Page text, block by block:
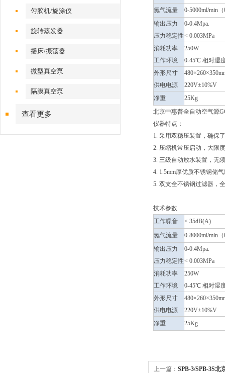
匀胶机/旋涂仪
旋转蒸发器
摇床/振荡器
微型真空泵
隔膜真空泵
查看更多
氮气流量
0-5000ml/min
输出压力
压力稳定性
0-0.4Mpa.
< 0.003MPa
消耗功率
工作环境
250W
0-45℃ 相对湿
外形尺寸
供电电源
220V±10%V
净重
25Kg
北京中惠普全自动空气源
仪器特点：
1. 采用双稳压装置，确保
2. 压缩机常压启动，大限
3. 三级自动放水装置，无
4. 1.5mm厚优质不锈钢储
5. 双支全不锈钢过滤器，
技术参数
工作噪音
< 35dB(A)
氮气流量
0-8000ml/min
输出压力
压力稳定性
0-0.4Mpa.
< 0.003MPa
消耗功率
工作环境
250W
0-45℃ 相对湿
外形尺寸
供电电源
220V±10%V
净重
25Kg
上一篇： SPB-3/SPB-3S北